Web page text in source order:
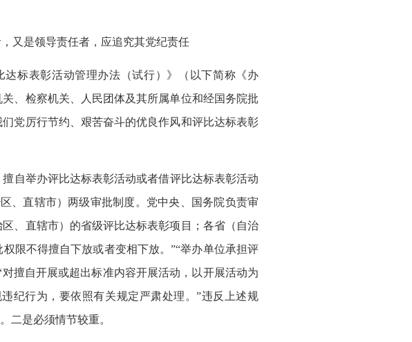
又是领导责任者，应追究其党纪责任
标表彰活动管理办法（试行）》（以下简称《办
、检察机关、人民团体及其所属单位和经国务院批
党厉行节约、艰苦奋斗的优良作风和评比达标表彰
自举办评比达标表彰活动或者借评比达标表彰活动
、直辖市）两级审批制度。党中央、国务院负责审
、直辖市）的省级评比达标表彰项目；各省（自治
限不得擅自下放或者变相下放。”“举办单位承担评
擅自开展或超出标准内容开展活动，以开展活动为
纪行为，要依照有关规定严肃处理。”违反上述规
二是必须情节较重。